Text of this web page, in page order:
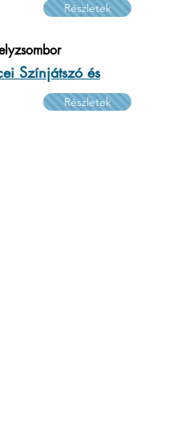
Részletek
Színjátszó és
Részletek